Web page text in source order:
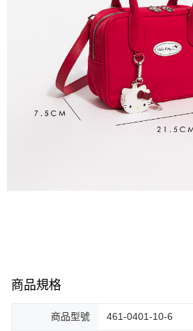
商品規格
商品型號 461-0401-10-6